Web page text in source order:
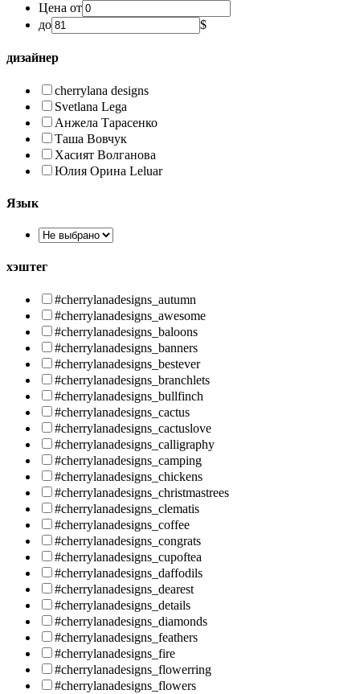
Цена от
до
$
дизайнер
cherrylana designs
Svetlana Lega
Анжела Тарасенко
Таша Вовчук
Хасият Волганова
Юлия Орина Leluar
Язык
хэштег
#cherrylanadesigns_autumn
#cherrylanadesigns_awesome
#cherrylanadesigns_baloons
#cherrylanadesigns_banners
#cherrylanadesigns_bestever
#cherrylanadesigns_branchlets
#cherrylanadesigns_bullfinch
#cherrylanadesigns_cactus
#cherrylanadesigns_cactuslove
#cherrylanadesigns_calligraphy
#cherrylanadesigns_camping
#cherrylanadesigns_chickens
#cherrylanadesigns_christmastrees
#cherrylanadesigns_clematis
#cherrylanadesigns_coffee
#cherrylanadesigns_congrats
#cherrylanadesigns_cupoftea
#cherrylanadesigns_daffodils
#cherrylanadesigns_dearest
#cherrylanadesigns_details
#cherrylanadesigns_diamonds
#cherrylanadesigns_feathers
#cherrylanadesigns_fire
#cherrylanadesigns_flowerring
#cherrylanadesigns_flowers